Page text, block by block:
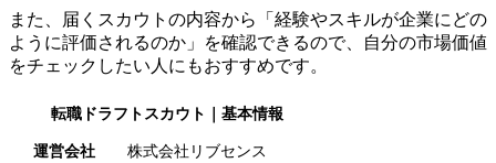
また、届くスカウトの内容から「経験やスキルが企業にどの
ように評価されるのか」を確認できるので、自分の市場価値
をチェックしたい人にもおすすめです。
転職ドラフトスカウト ｜基本情報
運営会社 株式会社リブセンス